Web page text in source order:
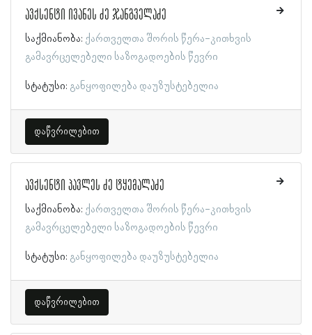
ავქსენტი ივანეს ძე ჯანგველაძე
საქმიანობა: ქართველთა შორის წერა-კითხვის
გამავრცელებელი საზოგადოების წევრი
სტატუსი: განყოფილება დაუზუსტებელია
დაწვრილებით
ავქსენტი პავლეს ძე ტყემალაძე
საქმიანობა: ქართველთა შორის წერა-კითხვის
გამავრცელებელი საზოგადოების წევრი
სტატუსი: განყოფილება დაუზუსტებელია
დაწვრილებით